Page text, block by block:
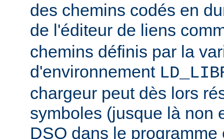
des chemins codés en
de l'éditeur de liens
chemins définis par la
d'environnement
chargeur peut dès lors
symboles (jusque là non
DSO dans le programme